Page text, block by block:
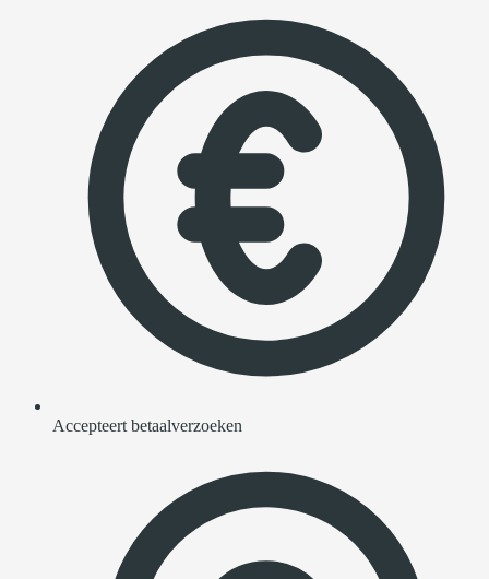
Accepteert betaalverzoeken